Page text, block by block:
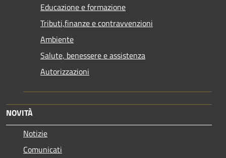
Educazione e formazione
Tributi,finanze e contravvenzioni
Ambiente
Salute, benessere e assistenza
Autorizzazioni
NOVITÀ
Notizie
Comunicati